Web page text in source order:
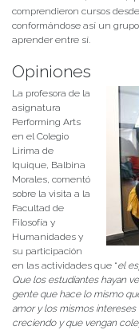
comprendieron cursos
conformándose así un
aprender entre sí.
Opiniones
La profesora de la
asignatura
Performing Arts
en el Colegio
Lirima de
Iquique, Balbina
Morales, comentó
sobre la visita a la
Facultad de
Filosofía y
Humanidades y
su participación
en las actividades que “el
Que los estudiantes hayan
gente que hace lo mismo
amor y los mismos intereses
creciendo y que vengan